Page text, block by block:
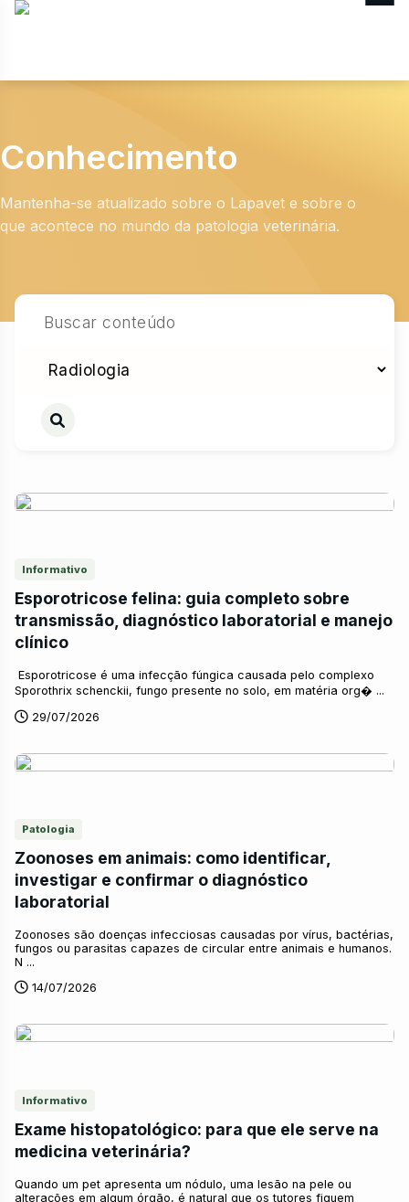
Conhecimento
Mantenha-se atualizado sobre o Lapavet e sobre o
que acontece no mundo da patologia veterinária.
Informativo
Esporotricose felina: guia completo sobre
transmissão, diagnóstico laboratorial e manejo
clínico
Esporotricose é uma infecção fúngica causada pelo complexo
Sporothrix schenckii, fungo presente no solo, em matéria org� ...
29/07/2026
Patologia
Zoonoses em animais: como identificar,
investigar e confirmar o diagnóstico
laboratorial
Zoonoses são doenças infecciosas causadas por vírus, bactérias,
fungos ou parasitas capazes de circular entre animais e humanos.
N ...
14/07/2026
Informativo
Exame histopatológico: para que ele serve na
medicina veterinária?
Quando um pet apresenta um nódulo, uma lesão na pele ou
alterações em algum órgão, é natural que os tutores fiquem